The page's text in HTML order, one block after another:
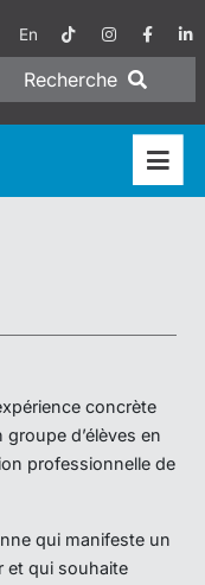
En
Recherche
concrète
d’élèves en
professionnelle de
qui manifeste un
et qui souhaite